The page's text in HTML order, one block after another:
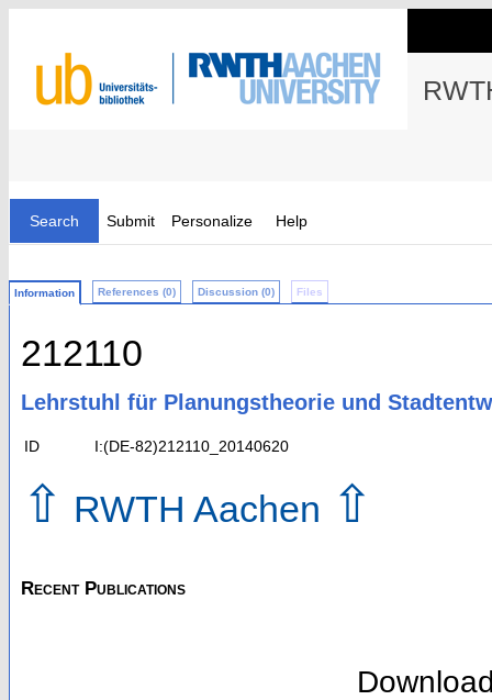
Search Submit Personalize Help
Information References (0) Discussion (0) Files
212110
Lehrstuhl für Planungstheorie und
ID I:(DE-82)212110_20140620
⇧ RWTH Aachen ⇧
Recent Publications